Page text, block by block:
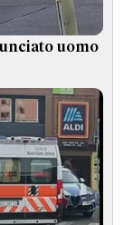
uomo